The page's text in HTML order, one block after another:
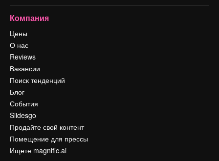
Компания
Цены
О нас
Reviews
Вакансии
Поиск тенденций
Блог
События
Slidesgo
Продайте свой контент
Помещение для прессы
Ищете magnific.ai